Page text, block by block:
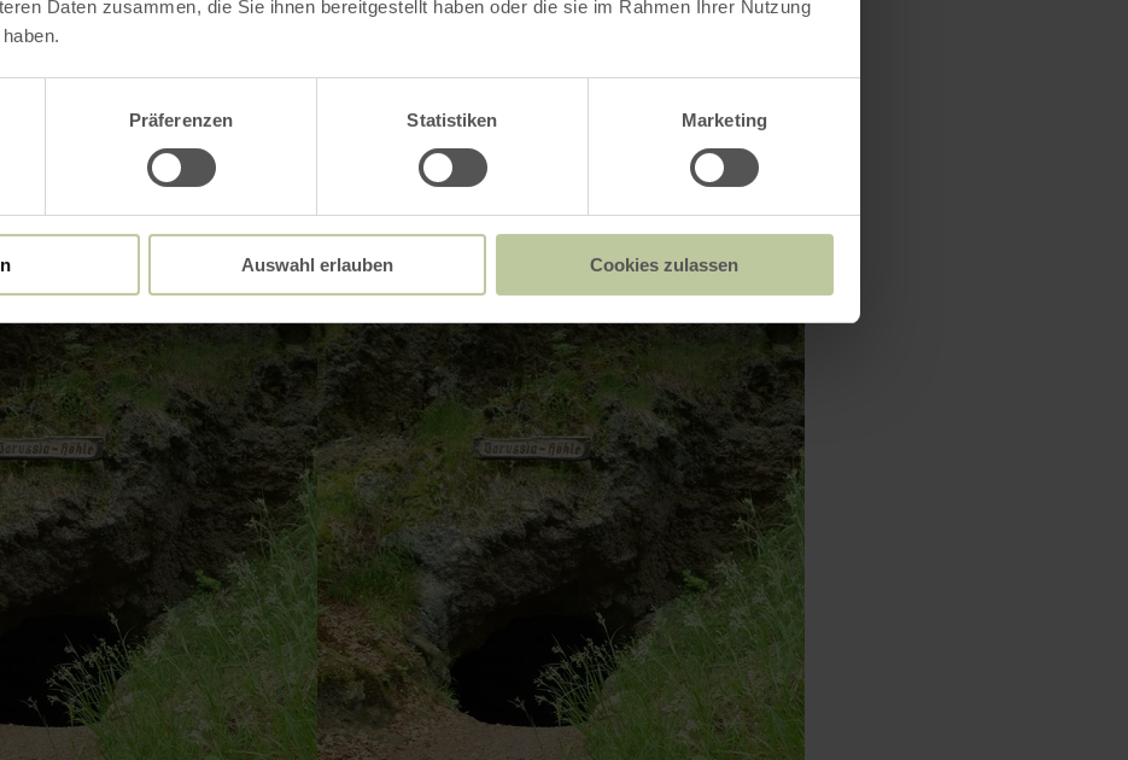
Daten zusammen, die Sie ihnen bereitgestellt haben oder die sie im Rahmen Ihrer Nutzung
Präferenzen Statistiken Marketing
Auswahl erlauben Cookies zulassen
oder 0171 6443572, E-Mail:J.Munkler@t-online.de
Impressies